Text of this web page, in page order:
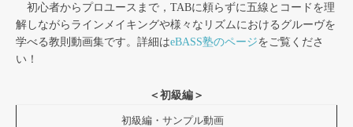
初心者からプロユースまで，TABに頼らずに五線とコードを理
解しながらラインメイキングや様々なリズムにおけるグルーヴを
学べる教則動画集です。詳細はeBASS塾のページをご覧くださ
い！
＜初級編＞
初級編・サンプル動画